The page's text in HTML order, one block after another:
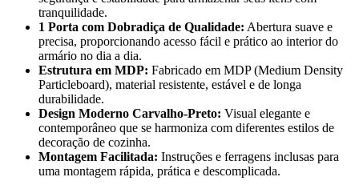
tranquilidade.
1 Porta com Dobradiça de Qualidade: Abertura suave e
precisa, proporcionando acesso fácil e prático ao interior do
armário no dia a dia.
Estrutura em MDP: Fabricado em MDP (Medium Density
Particleboard), material resistente, estável e de longa
durabilidade.
Design Moderno Carvalho-Preto: Visual elegante e
contemporâneo que se harmoniza com diferentes estilos de
decoração de cozinha.
Montagem Facilitada: Instruções e ferragens inclusas para
uma montagem rápida, prática e descomplicada.